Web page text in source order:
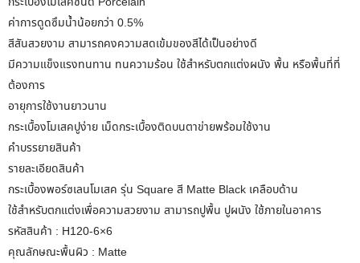
ค่าการดูดซึมน้ำน้อยกว่า 0.5%
สีสันสวยงาม สามารถคงความสดเข้มของสีได้เป็นอย่างดี
มีความแข็งแรงทนทาน ทนความร้อน ใช้สำหรับตกแต่งผนัง พื้น หรือพื้นที่ที่
ต้องการ
อายุการใช้งานยาวนาน
กระเบื้องโมเสคปูง่าย เม็ดกระเบื้องติดบนตาข่ายพร้อมใช้งาน
คำบรรยายสินค้า
รายละเอียดสินค้า
กระเบื้องพอร์ซเลนโมเสค รุ่น Square สี Matte Black เคลือบด้าน
ใช้สำหรับตกแต่งเพื่อความสวยงาม สามารถปูพื้น ปูผนัง ใช้ภายในอาคาร
รหัสสินค้า : H120-6×6
คุณลักษณะพื้นผิว : Matte